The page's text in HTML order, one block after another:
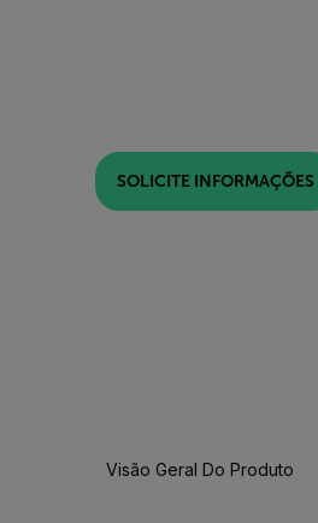
SOLICITE INFORMAÇÕES
Visão Geral Do Produto